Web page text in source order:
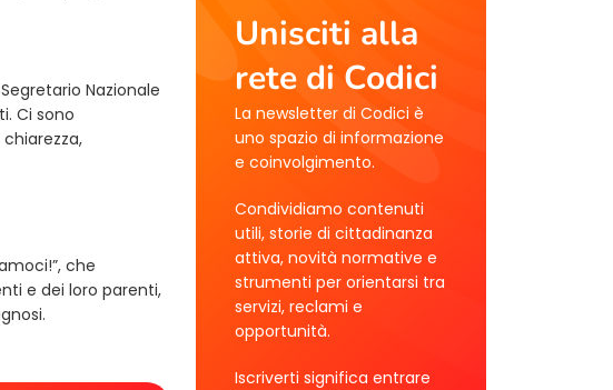
Nazionale
Ci sono
che
e dei loro parenti,
Unisciti alla
rete di Codici
La newsletter di Codici è
uno spazio di informazione
e coinvolgimento.
Condividiamo contenuti
utili, storie di cittadinanza
attiva, novità normative e
strumenti per orientarsi tra
servizi, reclami e
opportunità.
Iscriverti significa entrare